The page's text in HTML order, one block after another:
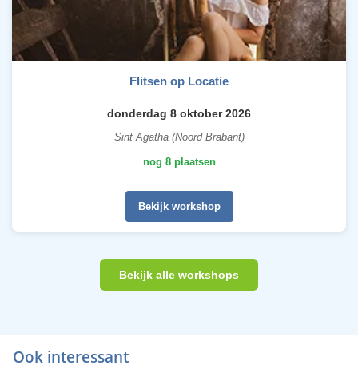
Flitsen op Locatie
donderdag 8 oktober 2026
Sint Agatha (Noord Brabant)
nog 8 plaatsen
Bekijk workshop
Bekijk alle workshops
Ook interessant